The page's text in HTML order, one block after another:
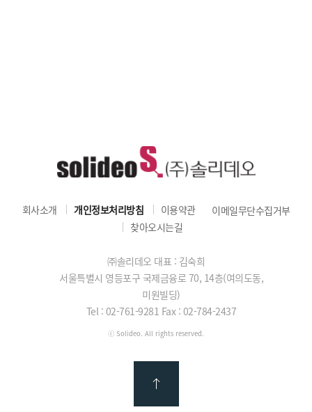
회사소개 개인정보처리방침 이용약관
이메일무단수집거부
찾아오시는길
㈜솔리데오 대표 : 김숙희
서울특별시 영등포구 국제금융로 70, 14층(여의도동,
미원빌딩)
Tel : 02-761-9281 Fax : 02-784-2437
ⓒ Solideo. All rights reserved.